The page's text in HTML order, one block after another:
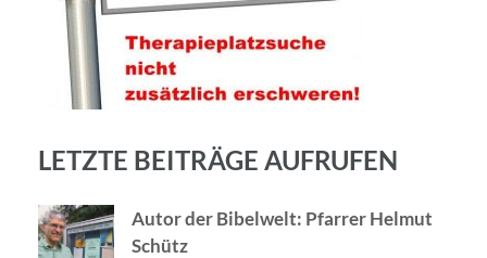
LETZTE BEITRÄGE AUFRUFEN
Autor der Bibelwelt: Pfarrer Helmut
Schütz